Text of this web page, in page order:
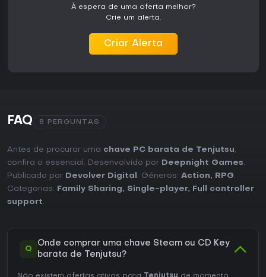
À espera de uma oferta melhor?
Crie um alerta.
Criar Alerta
FAQ 8 PERGUNTAS
Antes de procurar uma chave PC barata de Tenjutsu,
confira o essencial. Desenvolvido por Deepnight Games.
Publicado por Devolver Digital . Géneros: Action, RPG.
Categorias:
Family Sharing, Single-player,
Full controller
support.
Q
Onde comprar uma chave Steam ou CD Key
barata de Tenjutsu?